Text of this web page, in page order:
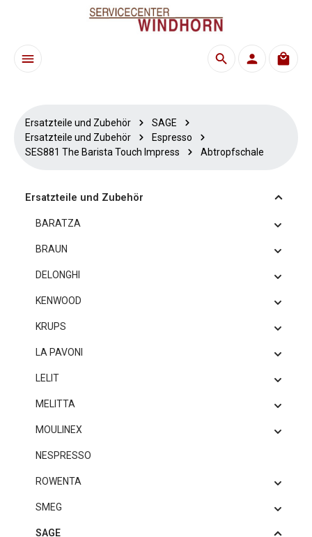
Zum Hauptinhalt springen
Ersatzteile und Zubehör
SAGE
Ersatzteile und Zubehör
Espresso
SES881 The Barista Touch Impress
Abtropfschale
Ersatzteile und Zubehör
BARATZA
BRAUN
DELONGHI
KENWOOD
KRUPS
LA PAVONI
LELIT
MELITTA
MOULINEX
NESPRESSO
ROWENTA
SMEG
SAGE